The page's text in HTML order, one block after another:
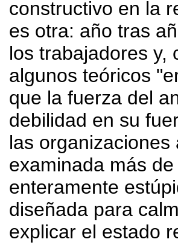
constructivo en la
es otra: año tras
los trabajadores y,
algunos teóricos
que la fuerza del
debilidad en su
las
examinada más
enteramente
diseñada para
explicar el estado